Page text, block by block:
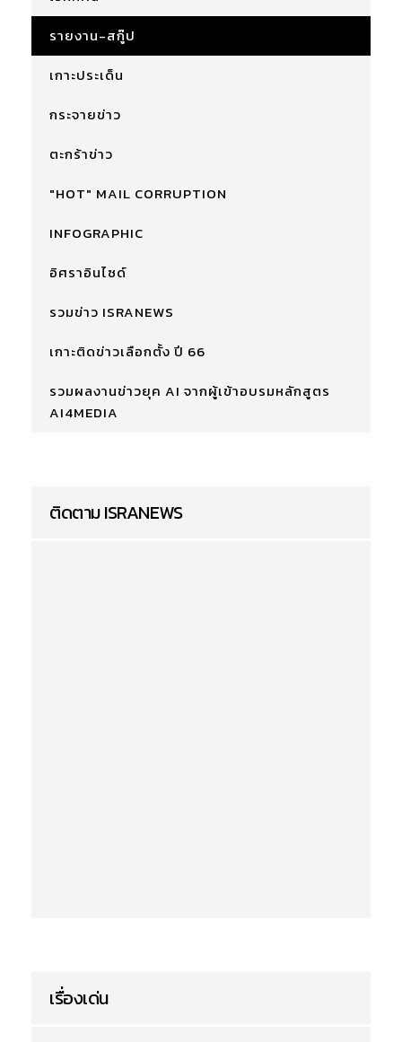
รายงาน-สกู๊ป
เกาะประเด็น
กระจายข่าว
ตะกร้าข่าว
"HOT" MAIL CORRUPTION
INFOGRAPHIC
อิศราอินไซด์
รวมข่าว ISRANEWS
เกาะติดข่าวเลือกตั้ง ปี 66
รวมผลงานข่าวยุค AI จากผู้เข้าอบรมหลักสูตร
AI4MEDIA
ติดตาม ISRANEWS
เรื่องเด่น